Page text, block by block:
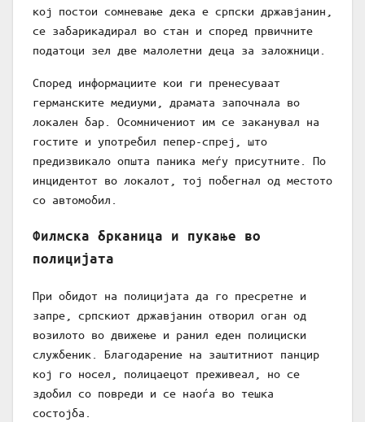
кој постои сомневање дека е српски државјанин,
се забарикадирал во стан и според првичните
податоци зел две малолетни деца за заложници.
Според информациите кои ги пренесуваат
германските медиуми, драмата започнала во
локален бар. Осомничениот им се заканувал на
гостите и употребил пепер-спреј, што
предизвикало општа паника меѓу присутните. По
инцидентот во локалот, тој побегнал од местото
со автомобил.
Филмска брканица и пукање во
полицијата
При обидот на полицијата да го пресретне и
запре, српскиот државјанин отворил оган од
возилото во движење и ранил еден полициски
службеник. Благодарение на заштитниот панцир
кој го носел, полицаецот преживеал, но се
здобил со повреди и се наоѓа во тешка
состојба.